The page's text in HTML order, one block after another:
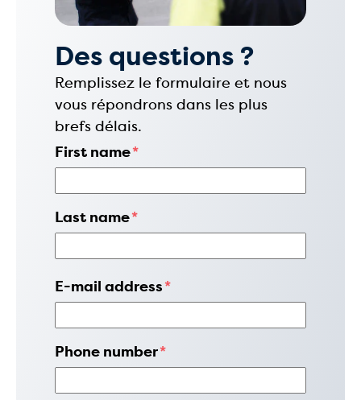
Des questions ?
Remplissez le formulaire et nous
vous répondrons dans les plus
brefs délais.
First name*
Last name*
E-mail address*
Phone number*